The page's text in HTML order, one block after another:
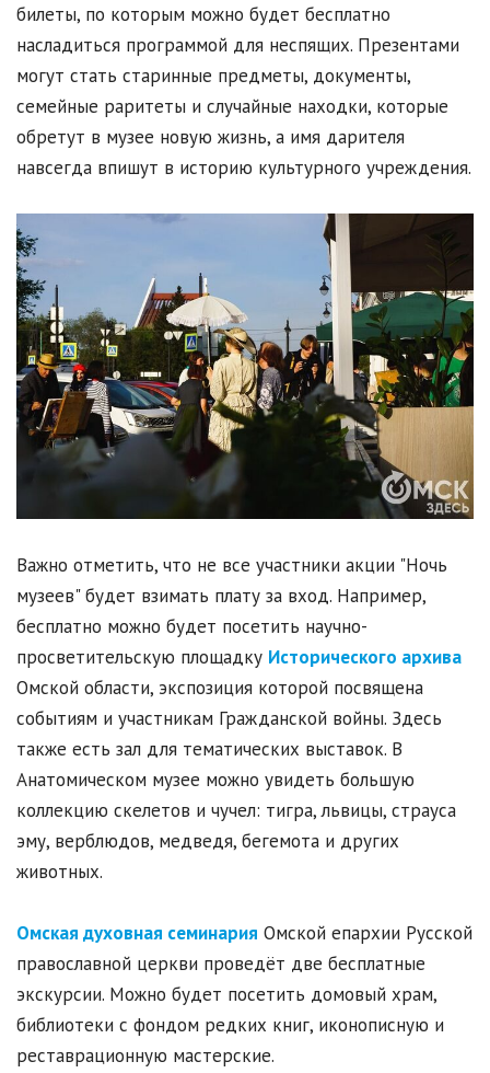
билеты, по которым можно будет бесплатно
насладиться программой для неспящих. Презентами
могут стать старинные предметы, документы,
семейные раритеты и случайные находки, которые
обретут в музее новую жизнь, а имя дарителя
навсегда впишут в историю культурного учреждения.
Важно отметить, что не все участники акции "Ночь
музеев" будет взимать плату за вход. Например,
бесплатно можно будет посетить научно-
просветительскую площадку Исторического архива
Омской области, экспозиция которой посвящена
событиям и участникам Гражданской войны. Здесь
также есть зал для тематических выставок. В
Анатомическом музее можно увидеть большую
коллекцию скелетов и чучел: тигра, львицы, страуса
эму, верблюдов, медведя, бегемота и других
животных.
Омская духовная семинария Омской епархии Русской
православной церкви проведёт две бесплатные
экскурсии. Можно будет посетить домовый храм,
библиотеки с фондом редких книг, иконописную и
реставрационную мастерские.